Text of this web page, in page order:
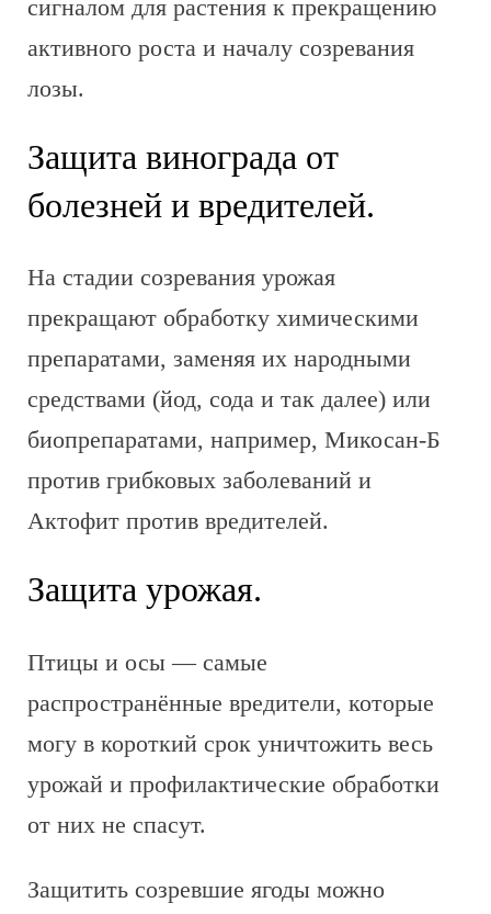
сигналом для растения к прекращению
активного роста и началу созревания
лозы.
Защита винограда от
болезней и вредителей.
На стадии созревания урожая
прекращают обработку химическими
препаратами, заменяя их народными
средствами (йод, сода и так далее) или
биопрепаратами, например, Микосан-Б
против грибковых заболеваний и
Актофит против вредителей.
Защита урожая.
Птицы и осы — самые
распространённые вредители, которые
могу в короткий срок уничтожить весь
урожай и профилактические обработки
от них не спасут.
Защитить созревшие ягоды можно